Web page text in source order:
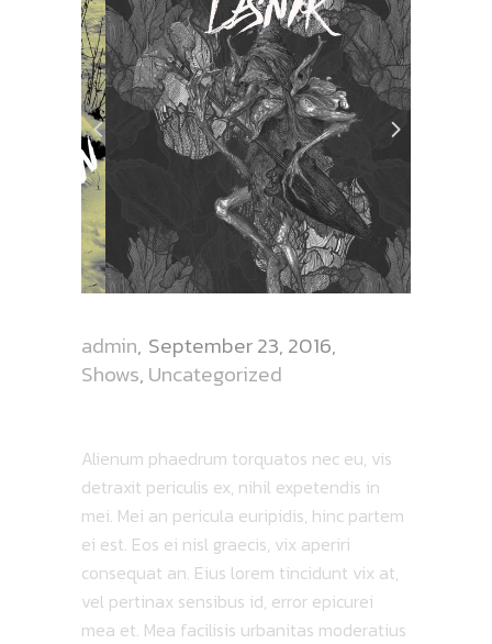
admin September 23, 2016
Shows, Uncategorized
Alienum phaedrum torquatos nec eu, vis
detraxit periculis ex, nihil expetendis in
mei. Mei an pericula euripidis, hinc partem
ei est. Eos ei nisl graecis, vix aperiri
consequat an. Eius lorem tincidunt vix at,
vel pertinax sensibus id, error epicurei
mea et. Mea facilisis urbanitas moderatius